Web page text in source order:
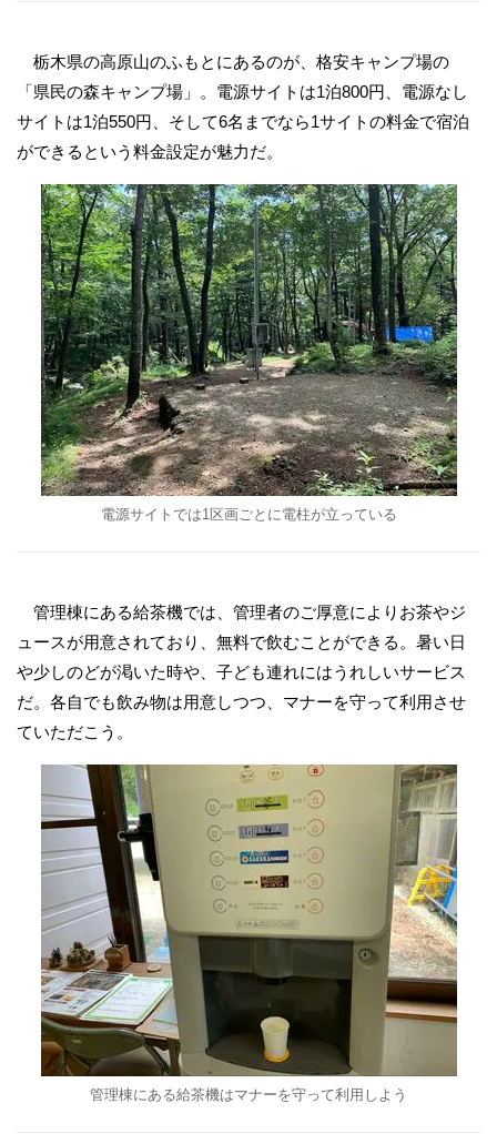
栃木県の高原山のふもとにあるのが、格安キャンプ場の
「県民の森キャンプ場」。電源サイトは1泊800円、電源なし
サイトは1泊550円、そして6名までなら1サイトの料金で宿泊
ができるという料金設定が魅力だ。
電源サイトでは1区画ごとに電柱が立っている
管理棟にある給茶機では、管理者のご厚意によりお茶やジ
ュースが用意されており、無料で飲むことができる。暑い日
や少しのどが渇いた時や、子ども連れにはうれしいサービス
だ。各自でも飲み物は用意しつつ、マナーを守って利用させ
ていただこう。
管理棟にある給茶機はマナーを守って利用しよう